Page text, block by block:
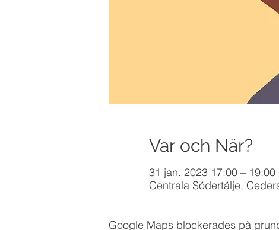
Var och När?
31 jan. 2023 17:00 – 19:00
Centrala Södertälje,
Google Maps blockerades på